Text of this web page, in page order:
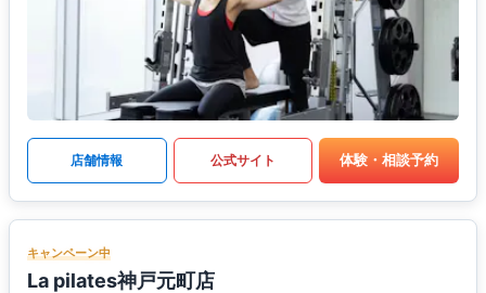
店舗情報 公式サイト 体験・相談予約
キャンペーン中
La pilates神戸元町店